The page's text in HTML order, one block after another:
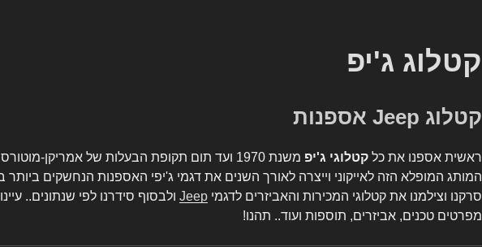
קטלוג ג'יפ
קטלוג Jeep אספנות
ראשית אספנו את כל קטלוגי ג'יפ
משנת 1970 ועד תום תקופת הבעלות של אמריקן-
המותג המופלא הזה לאייקוני וייצרה לאורך השנים את דגמי ג'יפי האספנות הנחשקים
סרקנו וצילמנו את קטלוגי המכירות והאביזרים לדגמי Jeep ולבסוף סידרנו לפי שנתונים..
מפרטים טכנים, אביזרים, תוספות ועוד.. תהנו!